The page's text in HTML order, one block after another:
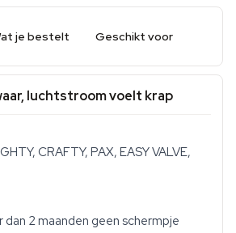
je bestelt Geschikt voor
luchtstroom voelt krap
CRAFTY, PAX, EASY VALVE,
dan 2 maanden geen schermpje